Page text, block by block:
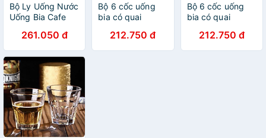
Bộ Ly Uống Nước
Uống Bia Cafe
Tinh Cao Cấp
Ocean New York
Long Drink
B07812 Dung
Tích 340ml
261.050 đ
Bộ 6 cốc uống
bia có quai
UG-999
212.750 đ
Bộ 6 cốc uống
bia có quai
UG-999
212.750 đ